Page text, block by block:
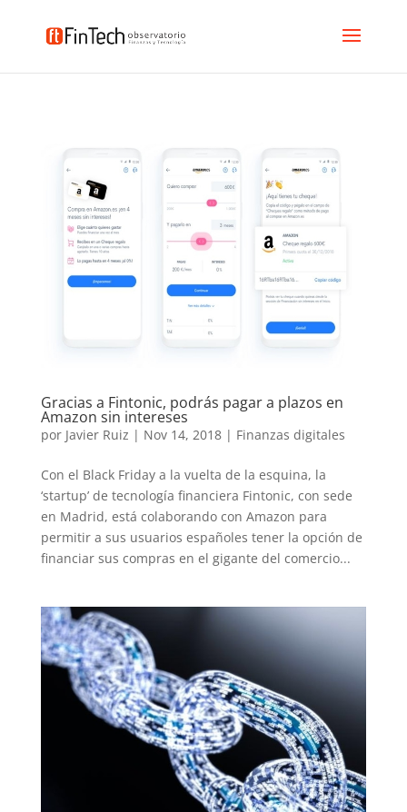
Gracias a Fintonic, podrás pagar a plazos en
Amazon sin intereses
por Javier Ruiz | Nov 14, 2018| Finanzas digitales
Con el Black Friday a la vuelta de la esquina, la
‘startup’ de tecnología financiera Fintonic, con sede
en Madrid, está colaborando con Amazon para
permitir a sus usuarios españoles tener la opción de
financiar sus compras en el gigante del comercio...